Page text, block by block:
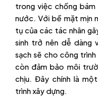
trong việc chống bám
nước. Với bề mặt mịn
tụ của các tác nhân
sinh trở nên dễ dàng
sạch sẽ cho công
còn đảm bảo môi
chịu. Đây chính là
trình xây dựng.